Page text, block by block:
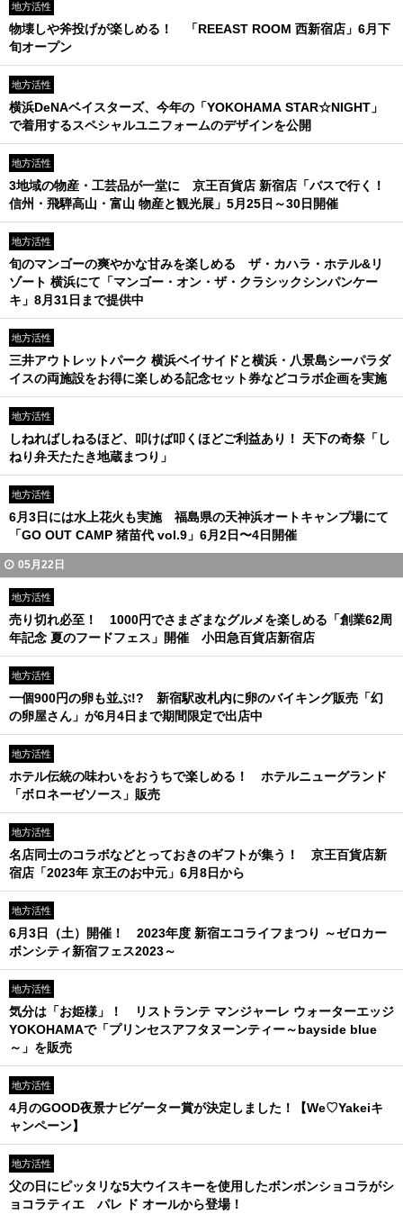
地方活性
物壊しや斧投げが楽しめる！ 「REEAST ROOM 西新宿店」6月下
旬オープン
地方活性
横浜DeNAベイスターズ、今年の「YOKOHAMA STAR☆NIGHT」
で着用するスペシャルユニフォームのデザインを公開
地方活性
3地域の物産・工芸品が一堂に 京王百貨店 新宿店「バスで行く！
信州・飛騨高山・富山 物産と観光展」5月25日～30日開催
地方活性
旬のマンゴーの爽やかな甘みを楽しめる ザ・カハラ・ホテル&リ
ゾート 横浜にて「マンゴー・オン・ザ・クラシックシンパンケー
キ」8月31日まで提供中
地方活性
三井アウトレットパーク 横浜ベイサイドと横浜・八景島シーパラダ
イスの両施設をお得に楽しめる記念セット券などコラボ企画を実施
地方活性
しねればしねるほど、叩けば叩くほどご利益あり！ 天下の奇祭「し
ねり弁天たたき地蔵まつり」
地方活性
6月3日には水上花火も実施 福島県の天神浜オートキャンプ場にて
「GO OUT CAMP 猪苗代 vol.9」6月2日〜4日開催
05月22日
地方活性
売り切れ必至！ 1000円でさまざまなグルメを楽しめる「創業62周
年記念 夏のフードフェス」開催 小田急百貨店新宿店
地方活性
一個900円の卵も並ぶ!? 新宿駅改札内に卵のバイキング販売「幻
の卵屋さん」が6月4日まで期間限定で出店中
地方活性
ホテル伝統の味わいをおうちで楽しめる！ ホテルニューグランド
「ボロネーゼソース」販売
地方活性
名店同士のコラボなどとっておきのギフトが集う！ 京王百貨店新
宿店「2023年 京王のお中元」6月8日から
地方活性
6月3日（土）開催！ 2023年度 新宿エコライフまつり ～ゼロカー
ボンシティ新宿フェス2023～
地方活性
気分は「お姫様」！ リストランテ マンジャーレ ウォーターエッジ
YOKOHAMAで「プリンセスアフタヌーンティー～bayside blue
～」を販売
地方活性
4月のGOOD夜景ナビゲーター賞が決定しました！【We♡Yakeiキ
ャンペーン】
地方活性
父の日にピッタリな5大ウイスキーを使用したボンボンショコラがシ
ョコラティエ パレ ド オールから登場！